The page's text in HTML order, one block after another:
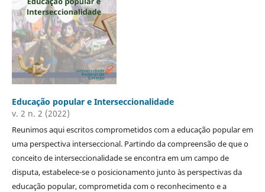
Educação popular e Interseccionalidade
v. 2 n. 2 (2022)
Reunimos aqui escritos comprometidos com a educação popular em
uma perspectiva interseccional. Partindo da compreensão de que o
conceito de interseccionalidade se encontra em um campo de
disputa, estabelece-se o posicionamento junto às perspectivas da
educação popular, comprometida com o reconhecimento e a